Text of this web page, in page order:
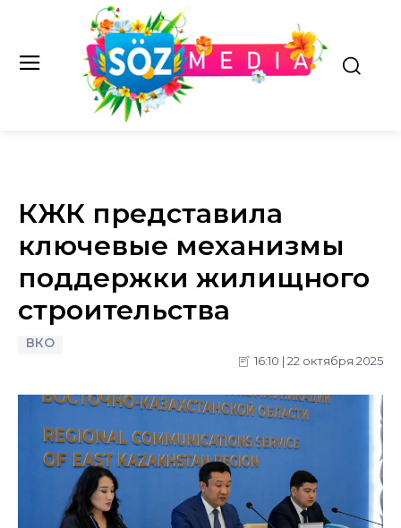
КЖК представила
ключевые механизмы
поддержки жилищного
строительства
ВКО
16:10 | 22 октября 2025